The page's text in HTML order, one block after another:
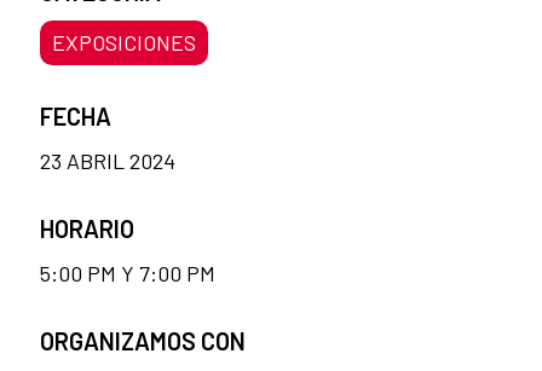
EXPOSICIONES
FECHA
23 ABRIL 2024
HORARIO
5:00 PM Y 7:00 PM
ORGANIZAMOS CON